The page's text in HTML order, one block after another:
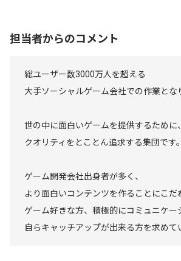
担当者からのコメント
総ユーザー数3000万人を超える
大手ソーシャルゲーム会社での作業とな
世の中に面白いゲームを提供するために、
クオリティをとことん追求する集団です。
ゲーム開発会社出身者が多く、
より面白いコンテンツを作ることにこだ
ゲーム好きな方、積極的にコミュニケー
自らキャッチアップが出来る方を求めて